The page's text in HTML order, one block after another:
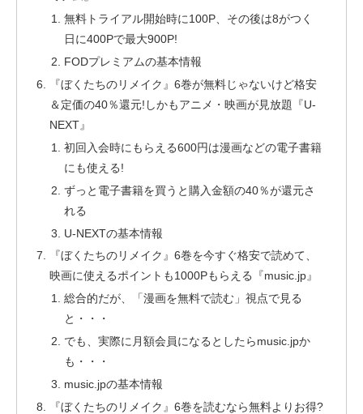
無料トライアル開始時に100P、その後は8がつく
日に400Pで最大900P!
FODプレミアムの基本情報
『ぼくたちのリメイク』6巻が無料じゃないけど格安
＆定価の40％還元!しかもアニメ・映画が見放題『U-
NEXT』
初回入会時にもらえる600円は漫画などの電子書籍
にも使える!
ずっと電子書籍を買うと購入金額の40％が還元さ
れる
U-NEXTの基本情報
『ぼくたちのリメイク』6巻を今すぐ格安で読めて、
映画に使えるポイントも1000Pもらえる『music.jp』
総合的だが、「漫画を無料で読む」視点で見る
と・・・
でも、実際に月額会員になるとしたらmusic.jpか
も・・・
music.jpの基本情報
『ぼくたちのリメイク』6巻を読むなら無料よりお得?